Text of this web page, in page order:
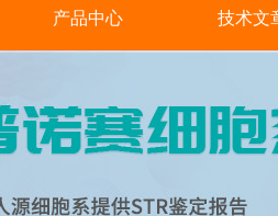
产品中心 技术文